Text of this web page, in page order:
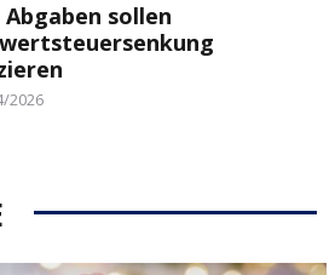
Abgaben sollen
2026